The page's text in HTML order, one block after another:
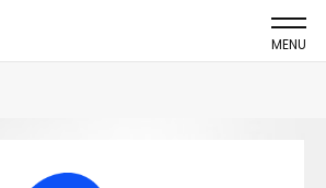
MENU